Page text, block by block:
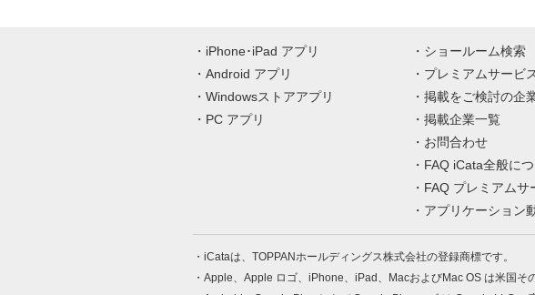
iPhone･iPad アプリ
Android アプリ
Windowsストアアプリ
PC アプリ
ショールーム検索
プレミアムサービ
掲載をご検討の企
掲載企業一覧
お問合わせ
FAQ iCata全般に
FAQ プレミアムサ
アプリケーション
iCataは、TOPPANホールディングス株式会社の登録商標です。
Apple、Apple ロゴ、iPhone、iPad、MacおよびMac OS は米国